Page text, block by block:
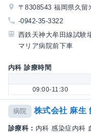
〒8308543 福岡県久留
-0942-35-3322
西鉄天神大牟田線試験
マリア病院前下車
内科 診療時間
09:00-11:30
病院 株式会社 麻生
診療科： 内科 感染症内科